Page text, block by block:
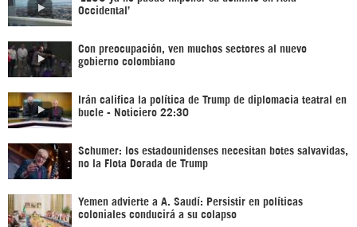
Occidental’
Con preocupación, ven muchos sectores al nuevo
gobierno colombiano
Irán califica la política de Trump de diplomacia teatral en
bucle - Noticiero 22:30
Schumer: los estadounidenses necesitan botes salvavidas,
no la Flota Dorada de Trump
Yemen advierte a A. Saudí: Persistir en políticas
coloniales conducirá a su colapso